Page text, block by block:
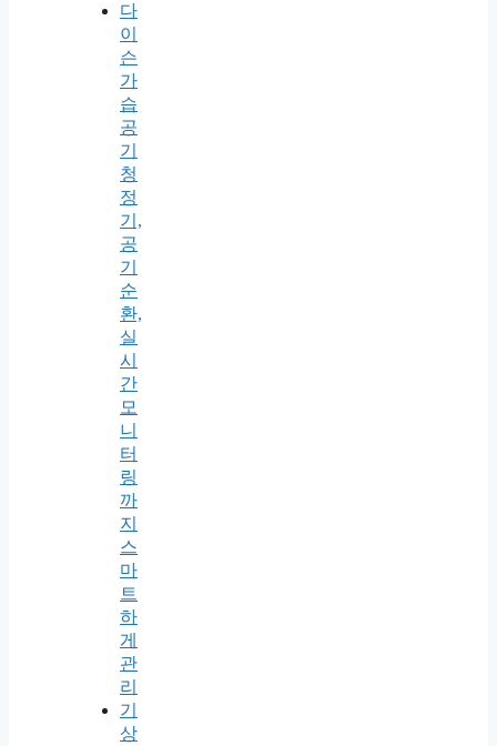
다
이
슨
가
습
공
기
청
정
기,
공
기
순
환,
실
시
간
모
니
터
링
까
지
스
마
트
하
게
관
리
기
상